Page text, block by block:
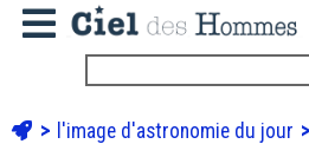
l'image d'astronomie du jour